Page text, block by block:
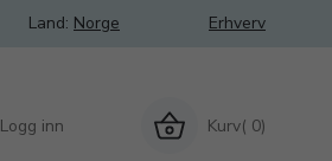
Land: Norge Erhverv
Kurv( 0)
Logg inn